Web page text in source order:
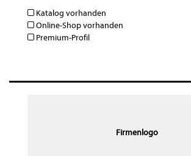
Katalog vorhanden
Online-Shop vorhanden
Premium-Profil
Firmenlogo